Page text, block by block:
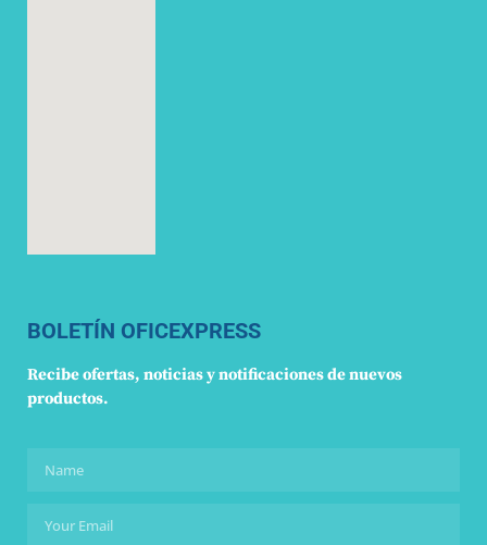
BOLETÍN OFICEXPRESS
Recibe ofertas, noticias y notificaciones de nuevos
productos.